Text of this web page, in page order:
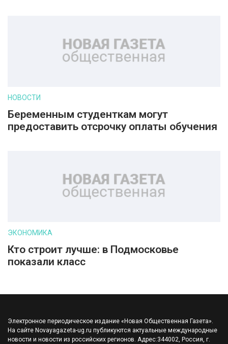
НОВОСТИ
Беременным студенткам могут
предоставить отсрочку оплаты обучения
ЭКОНОМИКА
Кто строит лучше: в Подмосковье
показали класс
Электронное периодическое издание «Новая Общественная Газета».
На сайте Novayagazeta-ug.ru публикуются актуальные международные
новости и новости из российских регионов. Адрес:344002, Россия, г.